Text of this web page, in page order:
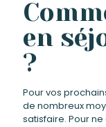
en
?
Pour vos
de nombreux
satisfaire. Pour ne